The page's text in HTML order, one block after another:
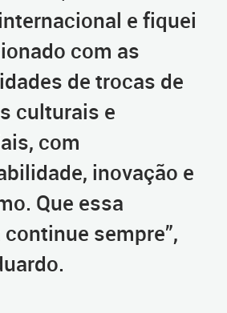
e fiquei
com as
de trocas de
culturais e
com
inovação e
Que essa
sempre”,